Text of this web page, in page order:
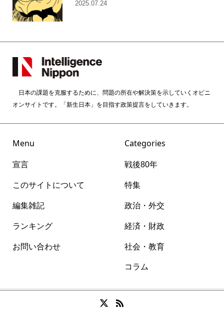
2025.07.24
日本の課題を克服するために、問題の所在や解決策を示していくオピニ
オンサイトです。「新生日本」を目指す政策提言をしていきます。
Menu
宣言
このサイトについて
編集雑記
ランキング
お問い合わせ
Categories
戦後80年
特集
政治・外交
経済・財政
社会・教育
コラム